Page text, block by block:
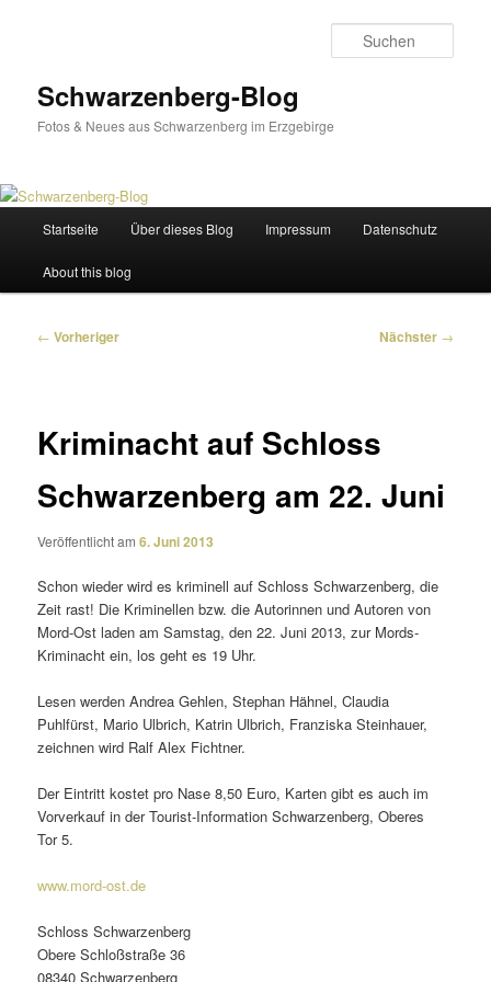
Schwarzenberg-Blog
Fotos & Neues aus Schwarzenberg im Erzgebirge
Startseite Über dieses Blog Impressum Datenschutz
About this blog
Beitragsnavigation
← Vorheriger Nächster →
Kriminacht auf Schloss
Schwarzenberg am 22. Juni
Veröffentlicht am6. Juni 2013
Schon wieder wird es krimi­nell auf Schloss Schwarzenberg, die
Zeit rast! Die Kriminellen bzw. die Autorinnen und Autoren von
Mord-Ost laden am Samstag, den 22. Juni 2013, zur Mords-
Kriminacht ein, los geht es 19 Uhr.
Lesen werden Andrea Gehlen, Stephan Hähnel, Claudia
Puhlfürst, Mario Ulbrich, Katrin Ulbrich, Franziska Steinhauer,
zeichnen wird Ralf Alex Fichtner.
Der Eintritt kostet pro Nase 8,50 Euro, Karten gibt es auch im
Vorverkauf in der Tourist-Information Schwarzenberg, Oberes
Tor 5.
www.mord-ost.de
Schloss Schwarzenberg
Obere Schloßstraße 36
08340 Schwarzenberg